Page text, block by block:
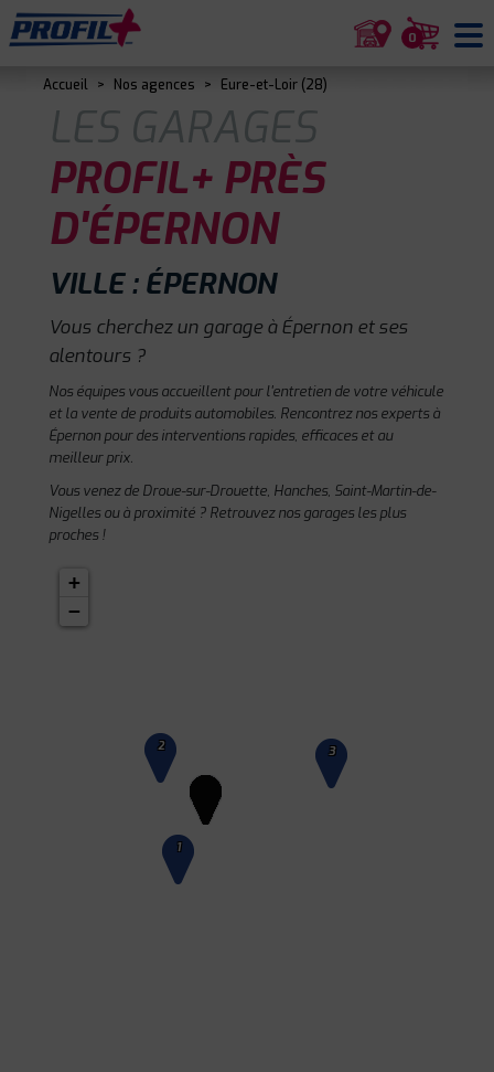
0
Accueil > Nos agences > Eure-et-Loir (28)
LES GARAGES
PROFIL+ PRÈS
D'ÉPERNON
VILLE : ÉPERNON
Vous cherchez un garage à Épernon et ses
alentours ?
Nos équipes vous accueillent pour l'entretien de votre véhicule
et la vente de produits automobiles. Rencontrez nos experts à
Épernon pour des interventions rapides, efficaces et au
meilleur prix.
Vous venez de Droue-sur-Drouette, Hanches, Saint-Martin-de-
Nigelles ou à proximité ? Retrouvez nos garages les plus
proches !
1
2 3
+
−